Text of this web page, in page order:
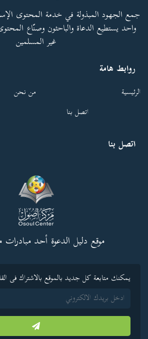
جمع الجهود المبذولة في خدمة المحتوى
واحد يستطيع الدعاة والباحثون وصنّاع
غير المسلمين
روابط هامة
الرئيسية
من نحن
اتصل بنا
اتصل بنا
موقع دليل الدعوة أحد
يمكنك متابعة كل جديد بالموقع بالاشتراك فى